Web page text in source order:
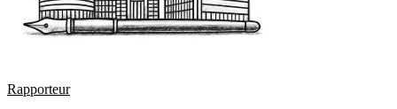
Rapporteur